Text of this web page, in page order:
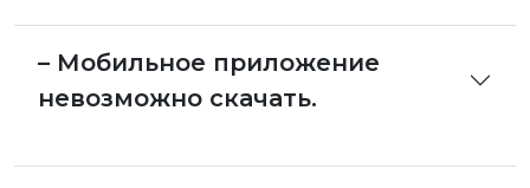
– Мобильное приложение
невозможно скачать.